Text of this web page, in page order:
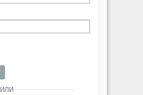
ИЛИ